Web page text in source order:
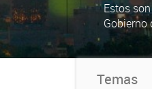
Estos
Gobierno
Temas